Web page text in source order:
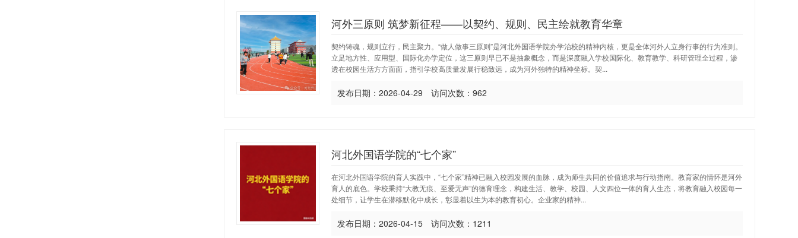
河外三原则 筑梦新征程——以契约、规则、民主绘就教育华章
契约铸魂，规则立行，民主聚力。“做人做事三原则”是河北外国语学院办学治校的精神内核，更是全体河外人立身行事的行为准则。
立足地方性、应用型、国际化办学定位，这三原则早已不是抽象概念，而是深度融入学校国际化、教育教学、科研管理全过程，渗
透在校园生活方方面面，指引学校高质量发展行稳致远，成为河外独特的精神坐标。契...
发布日期：2026-04-29 访问次数：962
河北外国语学院的“七个家”
在河北外国语学院的育人实践中，“七个家”精神已融入校园发展的血脉，成为师生共同的价值追求与行动指南。教育家的情怀是河外
育人的底色。学校秉持“大教无痕、至爱无声”的德育理念，构建生活、教学、校园、人文四位一体的育人生态，将教育融入校园每一
处细节，让学生在潜移默化中成长，彰显着以生为本的教育初心。企业家的精神...
发布日期：2026-04-15 访问次数：1211